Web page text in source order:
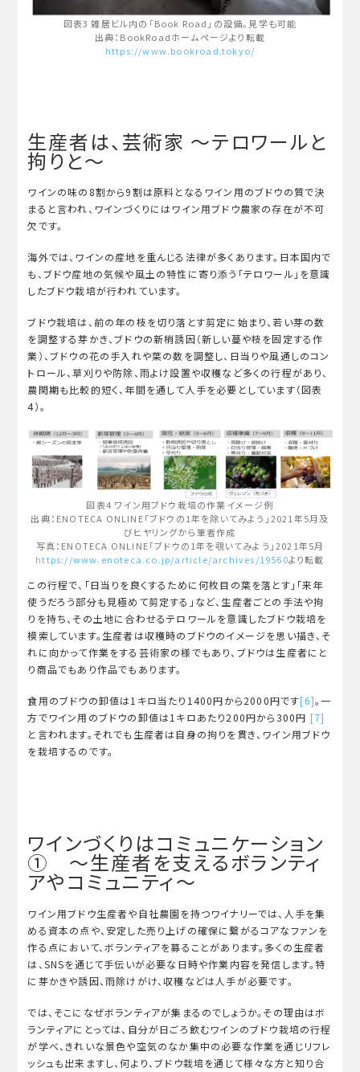
図表3 雑居ビル内の「Book Road」の設備。見学も可能
出典：BookRoadホームページより転載
https://www.bookroad.tokyo/
生産者は、芸術家 ～テロワールと
拘りと～
ワインの味の8割から9割は原料となるワイン用のブドウの質で決
まると言われ、ワインづくりにはワイン用ブドウ農家の存在が不可
欠です。
海外では、ワインの産地を重んじる法律が多くあります。日本国内で
も、ブドウ産地の気候や風土の特性に寄り添う「テロワール」を意識
したブドウ栽培が行われています。
ブドウ栽培は、前の年の枝を切り落とす剪定に始まり、若い芽の数
を調整する芽かき、ブドウの新梢誘因（新しい蔓や枝を固定する作
業）、ブドウの花の手入れや葉の数を調整し、日当りや風通しのコン
トロール、草刈りや防除、雨よけ設置や収穫など多くの行程があり、
農閑期も比較的短く、年間を通して人手を必要としています（図表
4）。
図表4 ワイン用ブドウ栽培の作業イメージ例
出典：ENOTECA ONLINE「ブドウの1年を除いてみよう」2021年5月及
びヒヤリングから筆者作成
写真：ENOTECA ONLINE「ブドウの1年を覗いてみよう」2021年5月
https://www.enoteca.co.jp/article/archives/19560より転載
この行程で、「日当りを良くするために何枚目の葉を落とす」「来年
使うだろう部分も見極めて剪定する」など、生産者ごとの手法や拘
りを持ち、その土地に合わせるテロワールを意識したブドウ栽培を
模索しています。生産者は収穫時のブドウのイメージを思い描き、そ
れに向かって作業をする芸術家の様でもあり、ブドウは生産者にと
り商品でもあり作品でもあります。
食用のブドウの卸値は1キロ当たり1400円から2000円です[6]。一
方でワイン用のブドウの卸値は1キロあたり200円から300円 [7]
と言われます。それでも生産者は自身の拘りを貫き、ワイン用ブドウ
を栽培するのです。
ワインづくりはコミュニケーション
① ～生産者を支えるボランティ
アやコミュニティ～
ワイン用ブドウ生産者や自社農園を持つワイナリーでは、人手を集
める資本の点や、安定した売り上げの確保に繋がるコアなファンを
作る点において、ボランティアを募ることがあります。多くの生産者
は、SNSを通じて手伝いが必要な日時や作業内容を発信します。特
に芽かきや誘因、雨除けがけ、収穫などは人手が必要です。
では、そこになぜボランティアが集まるのでしょうか。その理由はボ
ランティアにとっては、自分が日ごろ飲むワインのブドウ栽培の行程
が学べ、きれいな景色や空気のなか集中の必要な作業を通じリフレ
ッシュも出来ますし、何より、ブドウ栽培を通じて様々な方と知り合